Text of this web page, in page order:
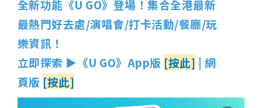
全新功能《U GO》登場！集合全港最新
最熱門好去處/演唱會/打卡活動/餐廳/玩
樂資訊！
立即探索 ▶《U GO》App版 [按此] | 網
頁版 [按此]